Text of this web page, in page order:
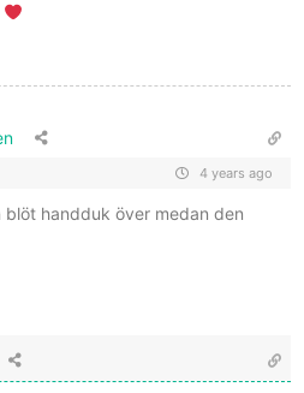
4 years ago
handduk över medan den